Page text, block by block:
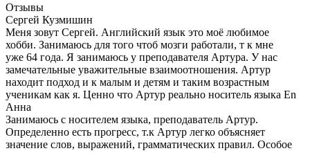
Отзывы
Сергей Кузмишин
Меня зовут Сергей. Английский язык это моё любимое
хобби. Занимаюсь для того чтоб мозги работали, т к мне
уже 64 года. Я занимаюсь у преподавателя Артура. У нас
замечательные уважительные взаимоотношения. Артур
находит подход и к малым и детям и таким возрастным
ученикам как я. Ценно что Артур реально носитель языка En
Анна
Занимаюсь с носителем языка, преподаватель Артур.
Определенно есть прогресс, т.к Артур легко объясняет
значение слов, выражений, грамматических правил. Особое